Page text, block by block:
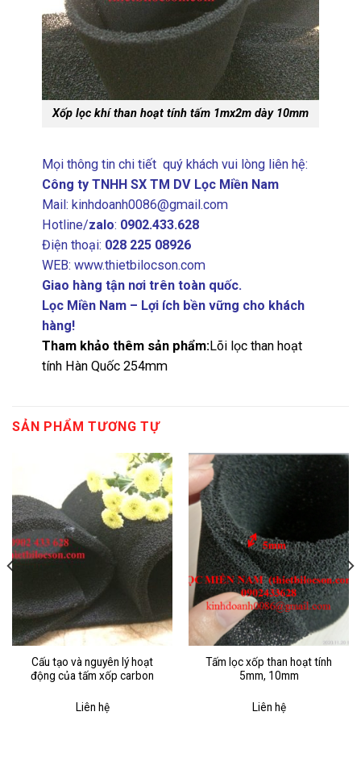
Xốp lọc khí than hoạt tính tấm 1mx2m dày 10mm
Mọi thông tin chi tiết quý khách vui lòng liên hệ:
Công ty TNHH SX TM DV Lọc Miền Nam
Mail:kinhdoanh0086@gmail.com
Hotline/zalo: 0902.433.628
Điện thoại: 028 225 08926
WEB:www.thietbilocson.com
Giao hàng tận nơi trên toàn quốc.
Lọc Miền Nam – Lợi ích bền vững cho khách
hàng!
Tham khảo thêm sản phẩm:Lõi lọc than hoạt
tính Hàn Quốc 254mm
SẢN PHẨM TƯƠNG TỰ
Cấu tạo và nguyên lý hoạt
động của tấm xốp carbon
Liên hệ
Tấm lọc xốp than hoạt tính
5mm, 10mm
Liên hệ